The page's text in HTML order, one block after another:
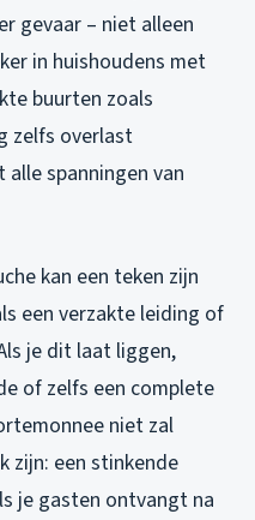
gevaar – niet alleen
in huishoudens met
buurten zoals
zelfs overlast
spanningen van
kan een teken zijn
een verzakte leiding of
je dit laat liggen,
of zelfs een complete
niet zal
zijn: een stinkende
je gasten ontvangt na